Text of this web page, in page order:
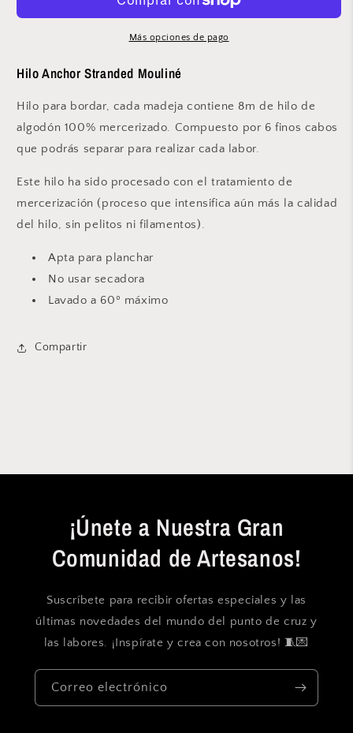
85
Más opciones de pago
Hilo Anchor Stranded Mouliné
Hilo para bordar, cada madeja contiene 8m de hilo de
algodón 100% mercerizado. Compuesto por 6 finos cabos
que podrás separar para realizar cada labor.
Este hilo ha sido procesado con el tratamiento de
mercerización (proceso que intensifica aún más la calidad
del hilo, sin pelitos ni filamentos).
Apta para planchar
No usar secadora
Lavado a 60º máximo
Compartir
¡Únete a Nuestra Gran
Comunidad de Artesanos!
Suscríbete para recibir ofertas especiales y las
últimas novedades del mundo del punto de cruz y
las labores. ¡Inspírate y crea con nosotros! 🧵💌
Correo electrónico